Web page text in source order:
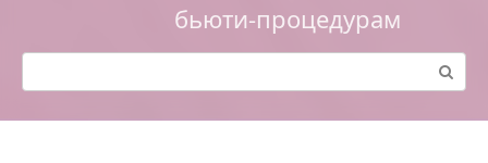
бьюти-процедурам
Поиск: